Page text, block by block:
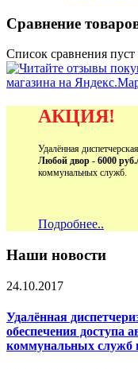
Сравнение
Список сравнения пуст
АКЦИЯ!
Удалённая диспетчерская
Любой двор - 6000
коммунальных служб.
Подробнее..
Наши новости
24.10.2017
Удалённая
обеспечения доступа
коммунальных служб